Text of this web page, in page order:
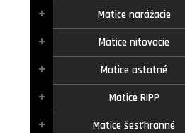
Matice narážacie
Matice nitovacie
Matice ostatné
Matice RIPP
Matice šesťhranné